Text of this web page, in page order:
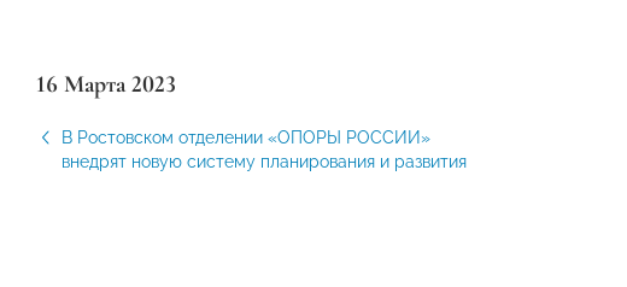
16 Марта 2023
В Ростовском отделении «ОПОРЫ РОССИИ»
внедрят новую систему планирования и развития